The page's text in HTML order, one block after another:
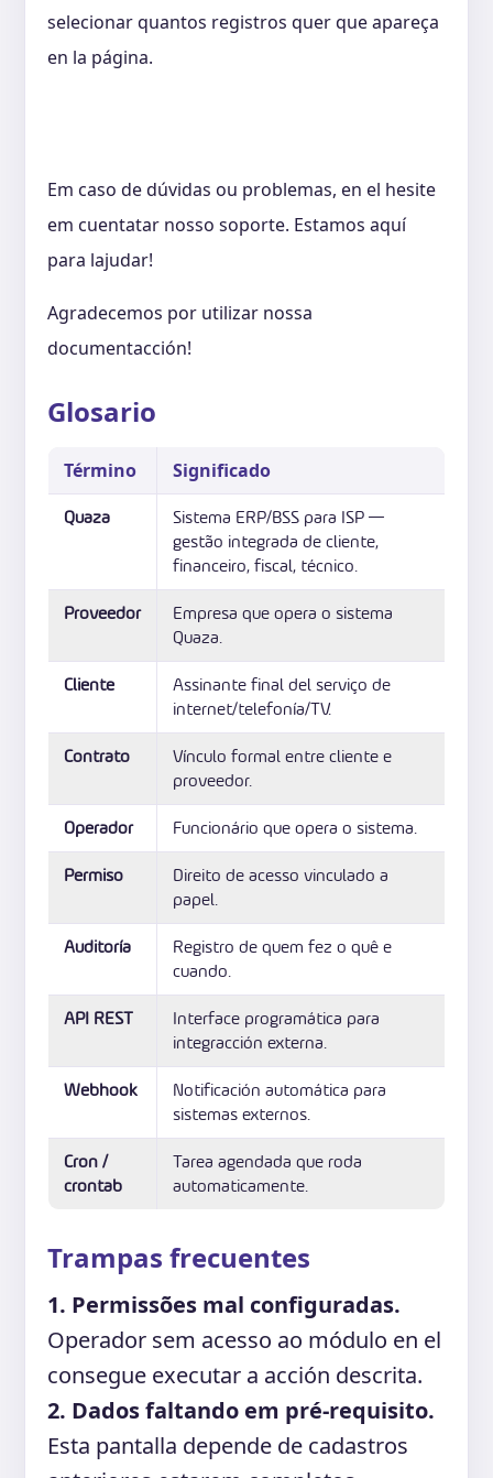
selecionar quantos registros quer que apareça
en la página.
Em caso de dúvidas ou problemas, en el hesite
em cuentatar nosso soporte. Estamos aquí
para lajudar!
Agradecemos por utilizar nossa
documentacción!
Glosario
Término Significado
Quaza
Sistema ERP/BSS para ISP —
gestão integrada de cliente,
financeiro, fiscal, técnico.
Proveedor
Empresa que opera o sistema
Quaza.
Cliente
Assinante final del serviço de
internet/telefonía/TV.
Contrato
Vínculo formal entre cliente e
proveedor.
Operador Funcionário que opera o sistema.
Permiso
Direito de acesso vinculado a
papel.
Auditoría
Registro de quem fez o quê e
cuando.
API REST
Interface programática para
integracción externa.
Webhook
Notificación automática para
sistemas externos.
Cron /
crontab
Tarea agendada que roda
automaticamente.
Trampas frecuentes
1. Permissões mal configuradas.
Operador sem acesso ao módulo en el
consegue executar a acción descrita.
2. Dados faltando em pré-requisito.
Esta pantalla depende de cadastros